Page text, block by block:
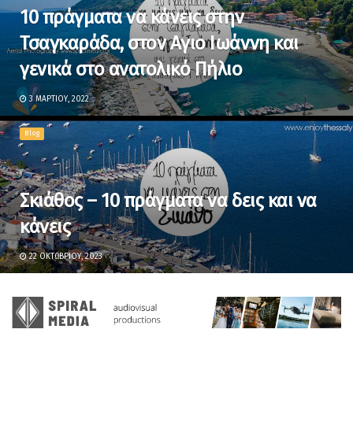
10 πράγματα να κάνεις στην
Τσαγκαράδα, στον Αγιο Ιωάννη και
γενικά στο ανατολικό Πήλιο
3 ΜΑΡΤΊΟΥ, 2022
Blog
Σκιάθος – 10 πράγματα να δεις και να
κάνεις
22 ΟΚΤΩΒΡΊΟΥ, 2023